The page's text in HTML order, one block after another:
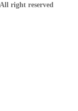
right reserved